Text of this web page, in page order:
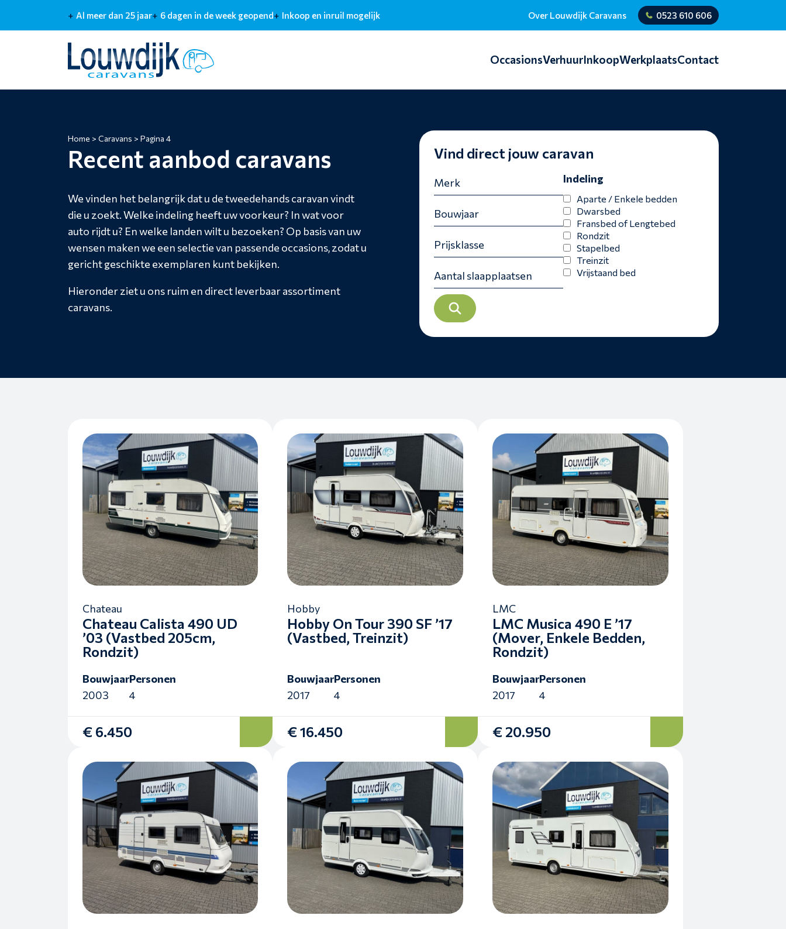
Al meer dan 25 jaar 6 dagen in de week geopend Inkoop en inruil mogelijk Over Louwdijk Caravans 0523 610 606
OccasionsVerhuurInkoopWerkplaatsContact
Home > Caravans > Pagina 4
Recent aanbod caravans
We vinden het belangrijk dat u de tweedehands caravan vindt
die u zoekt. Welke indeling heeft uw voorkeur? In wat voor
auto rijdt u? En welke landen wilt u bezoeken? Op basis van uw
wensen maken we een selectie van passende occasions, zodat u
gericht geschikte exemplaren kunt bekijken.
Hieronder ziet u ons ruim en direct leverbaar assortiment
caravans.
Vind direct jouw caravan
Indeling
Aparte / Enkele bedden
Dwarsbed
Fransbed of Lengtebed
Rondzit
Stapelbed
Treinzit
Vrijstaand bed
Chateau
Chateau Calista 490 UD
’03 (Vastbed 205cm,
Rondzit)
Bouwjaar
2003
Personen
4
€ 6.450
Hobby
Hobby On Tour 390 SF ’17
(Vastbed, Treinzit)
Bouwjaar
2017
Personen
4
€ 16.450
LMC
LMC Musica 490 E ’17
(Mover, Enkele Bedden,
Rondzit)
Bouwjaar
2017
Personen
4
€ 20.950